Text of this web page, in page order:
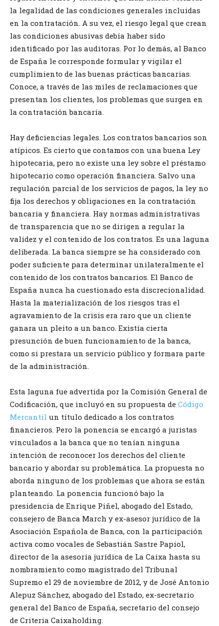
la legalidad de las condiciones generales incluidas
en la contratación. A su vez, el riesgo legal que crean
las condiciones abusivas debía haber sido
identificado por las auditoras. Por lo demás, al Banco
de España le corresponde formular y vigilar el
cumplimiento de las buenas prácticas bancarias.
Conoce, a través de las miles de reclamaciones que
presentan los clientes, los problemas que surgen en
la contratación bancaria.
Hay deficiencias legales. Los contratos bancarios son
atípicos. Es cierto que contamos con una buena Ley
hipotecaria, pero no existe una ley sobre el préstamo
hipotecario como operación financiera. Salvo una
regulación parcial de los servicios de pagos, la ley no
fija los derechos y obligaciones en la contratación
bancaria y financiera. Hay normas administrativas
de transparencia que no se dirigen a regular la
validez y el contenido de los contratos. Es una laguna
deliberada. La banca siempre se ha considerado con
poder suficiente para determinar unilateralmente el
contenido de los contratos bancarios. El Banco de
España nunca ha cuestionado esta discrecionalidad.
Hasta la materialización de los riesgos tras el
agravamiento de la crisis era raro que un cliente
ganara un pleito a un banco. Existía cierta
presunción de buen funcionamiento de la banca,
como si prestara un servicio público y formara parte
de la administración.
Esta laguna fue advertida por la Comisión General de
Codificación, que incluyó en su propuesta de Código
Mercantil un título dedicado a los contratos
financieros. Pero la ponencia se encargó a juristas
vinculados a la banca que no tenían ninguna
intención de reconocer los derechos del cliente
bancario y abordar su problemática. La propuesta no
aborda ninguno de los problemas que ahora se están
planteando. La ponencia funcionó bajo la
presidencia de Enrique Piñel, abogado del Estado,
consejero de Banca March y ex-asesor jurídico de la
Asociación Española de Banca, con la participación
activa como vocales de Sebastián Sastre Papiol,
director de la asesoría jurídica de La Caixa hasta su
nombramiento como magistrado del Tribunal
Supremo el 29 de noviembre de 2012, y de José Antonio
Alepuz Sánchez, abogado del Estado, ex-secretario
general del Banco de España, secretario del consejo
de Criteria Caixaholding.